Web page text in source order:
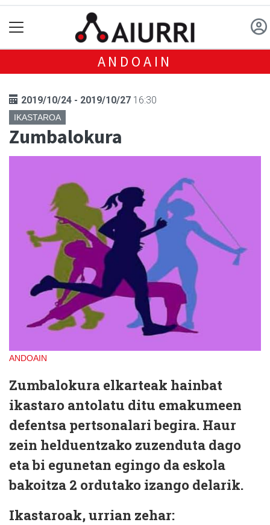
ANDOAIN
2019/10/24 - 2019/10/27 16:30
IKASTAROA
Zumbalokura
ANDOAIN
Zumbalokura elkarteak hainbat
ikastaro antolatu ditu emakumeen
defentsa pertsonalari begira. Haur
zein helduentzako zuzenduta dago
eta bi egunetan egingo da eskola
bakoitza 2 ordutako izango delarik.
Ikastaroak, urrian zehar: